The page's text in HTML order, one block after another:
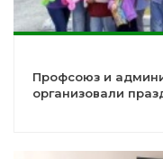
Профсоюз и
организовали